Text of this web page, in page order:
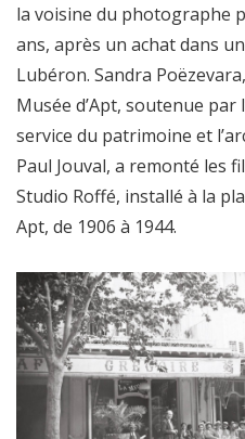
la voisine du photographe
ans, après un achat dans
Lubéron. Sandra
Musée d’Apt, soutenue par
service du patrimoine et
Paul Jouval, a remonté les
Studio Roffé, installé à la
Apt, de 1906 à 1944.